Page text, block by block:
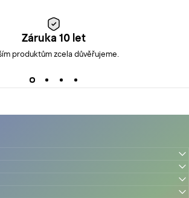
Záruka 10 let
produktům zcela důvěřujeme.